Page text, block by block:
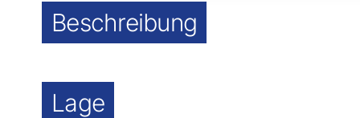
Beschreibung
Lage